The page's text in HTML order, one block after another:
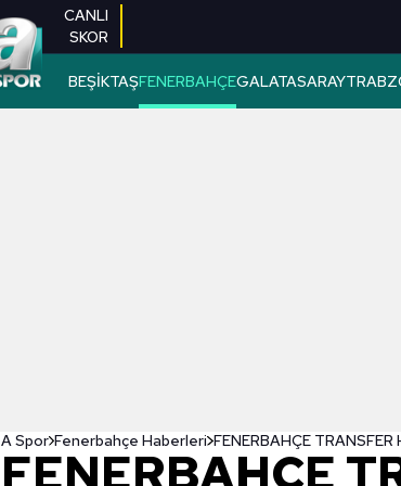
CANLI
SKOR
BEŞİKTAŞFENERBAHÇEGALATASARAY
A Spor Fenerbahçe Haberleri
FENERBAHÇE